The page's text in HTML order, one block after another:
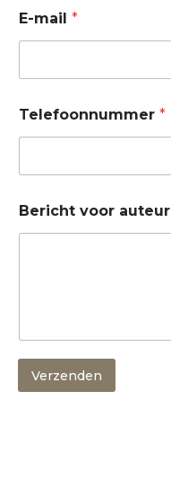
E-mail *
Telefoonnummer *
Bericht voor auteur
Verzenden